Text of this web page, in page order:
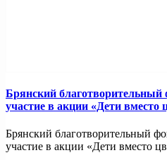
Брянский
участие в акции «Дети вместо
Брянский благотворительный
участие в акции «Дети вместо